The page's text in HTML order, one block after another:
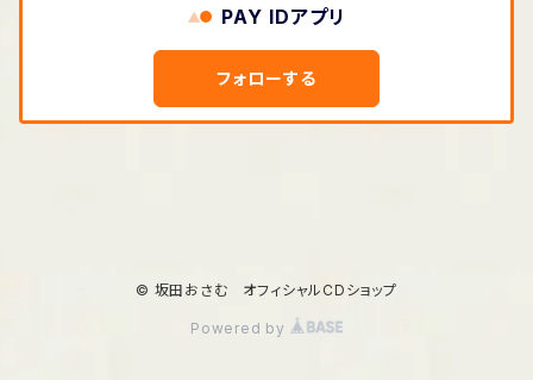
PAY IDアプリ
フォローする
© 坂田おさむ オフィシャルCDショップ
Powered by